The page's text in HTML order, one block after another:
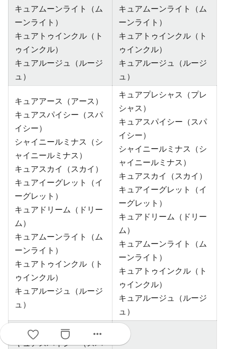
キュアムーンライト（ム
ーンライト）
キュアトゥインクル（ト
ゥインクル）
キュアルージュ（ルージ
ュ）
キュアムーンライト（ム
ーンライト）
キュアトゥインクル（ト
ゥインクル）
キュアルージュ（ルージ
ュ）
キュアアース（アース）
キュアスパイシー（スパ
イシー）
シャイニールミナス（シ
ャイニールミナス）
キュアスカイ（スカイ）
キュアイーグレット（イ
ーグレット）
キュアドリーム（ドリー
ム）
キュアムーンライト（ム
ーンライト）
キュアトゥインクル（ト
ゥインクル）
キュアルージュ（ルージ
ュ）
キュアプレシャス（プレ
シャス）
キュアスパイシー（スパ
イシー）
シャイニールミナス（シ
ャイニールミナス）
キュアスカイ（スカイ）
キュアイーグレット（イ
ーグレット）
キュアドリーム（ドリー
ム）
キュアムーンライト（ム
ーンライト）
キュアトゥインクル（ト
ゥインクル）
キュアルージュ（ルージ
ュ）
キュアキッス（キッス）
キュアスパイシー（スパ
more_horiz